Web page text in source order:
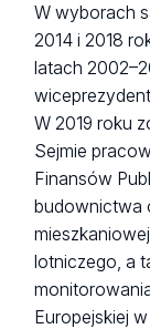
W wyborach
2014 i 2018
latach
W 2019 roku
Sejmie
Finansów
budownictwa
lotniczego, a
Europejskiej